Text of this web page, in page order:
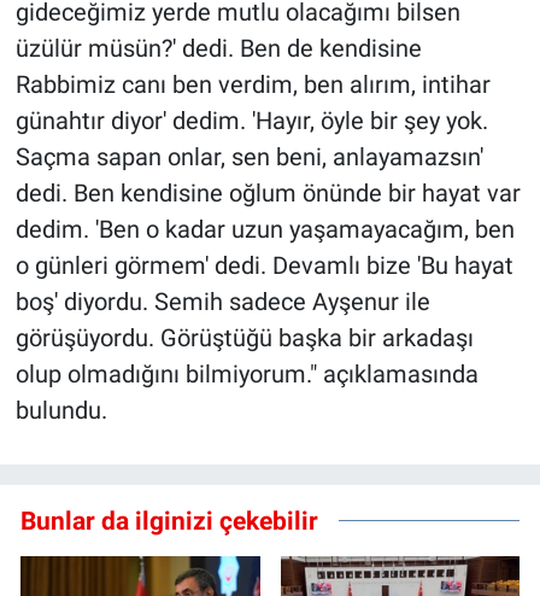
gideceğimiz yerde mutlu olacağımı bilsen
üzülür müsün?' dedi. Ben de kendisine
Rabbimiz canı ben verdim, ben alırım, intihar
günahtır diyor' dedim. 'Hayır, öyle bir şey yok.
Saçma sapan onlar, sen beni, anlayamazsın'
dedi. Ben kendisine oğlum önünde bir hayat var
dedim. 'Ben o kadar uzun yaşamayacağım, ben
o günleri görmem' dedi. Devamlı bize 'Bu hayat
boş' diyordu. Semih sadece Ayşenur ile
görüşüyordu. Görüştüğü başka bir arkadaşı
olup olmadığını bilmiyorum." açıklamasında
bulundu.
Bunlar da ilginizi çekebilir